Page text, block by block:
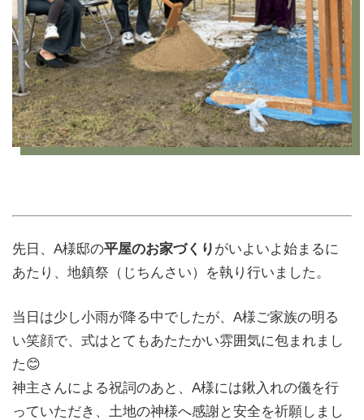
先日、A様邸の平屋のお家づくり がいよいよ始まるに
あたり、地鎮祭（じちんさい）を執り行いました。
当日は少し小雨が降る中でしたが、A様ご家族の明る
い笑顔で、式はとてもあたたかい雰囲気に包まれまし
た😊
神主さんによる祝詞のあと、A様には鍬入れの儀を行
っていただき、土地の神様へ感謝と安全を祈願しまし